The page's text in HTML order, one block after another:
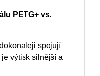
PETG+ vs.
spojují
výtisk silnější a